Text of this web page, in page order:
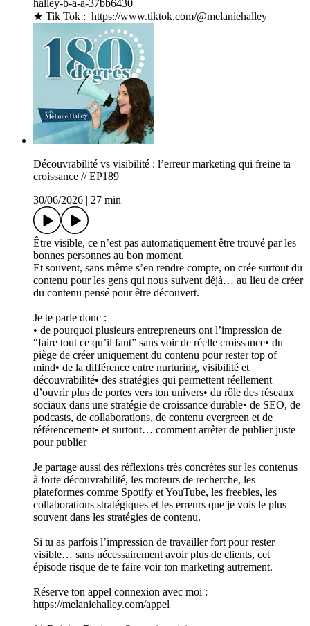
halley-b-a-a-37bb6430⁠⁠⁠⁠⁠⁠⁠⁠⁠⁠⁠⁠⁠⁠⁠⁠⁠⁠⁠⁠⁠⁠⁠⁠⁠⁠⁠⁠⁠⁠⁠⁠
★ Tik Tok : ⁠⁠⁠⁠ ⁠⁠⁠⁠⁠⁠⁠⁠⁠⁠⁠⁠⁠⁠⁠⁠⁠⁠⁠⁠⁠⁠⁠⁠⁠⁠⁠⁠https://www.tiktok.com/@melaniehalley⁠⁠⁠⁠
Découvrabilité vs visibilité : l’erreur marketing qui freine ta
croissance // EP189
30/06/2026
27 min
Être visible, ce n’est pas automatiquement être trouvé par les
bonnes personnes au bon moment.
Et souvent, sans même s’en rendre compte, on crée surtout du
contenu pour les gens qui nous suivent déjà… au lieu de créer
du contenu pensé pour être découvert.
Je te parle donc :
• de pourquoi plusieurs entrepreneurs ont l’impression de
“faire tout ce qu’il faut” sans voir de réelle croissance• du
piège de créer uniquement du contenu pour rester top of
mind• de la différence entre nurturing, visibilité et
découvrabilité• des stratégies qui permettent réellement
d’ouvrir plus de portes vers ton univers• du rôle des réseaux
sociaux dans une stratégie de croissance durable• de SEO, de
podcasts, de collaborations, de contenu evergreen et de
référencement• et surtout… comment arrêter de publier juste
pour publier
Je partage aussi des réflexions très concrètes sur les contenus
à forte découvrabilité, les moteurs de recherche, les
plateformes comme Spotify et YouTube, les freebies, les
collaborations stratégiques et les erreurs que je vois le plus
souvent dans les stratégies de contenu.
Si tu as parfois l’impression de travailler fort pour rester
visible… sans nécessairement avoir plus de clients, cet
épisode risque de te faire voir ton marketing autrement.
Réserve ton appel connexion avec moi :
⁠https://melaniehalley.com/appel⁠